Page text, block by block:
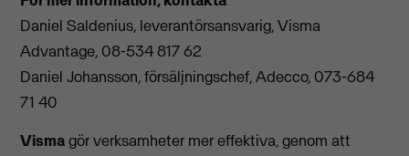
Daniel Saldenius, leverantörsansvarig, Visma
Advantage, 08-534 817 62
Daniel Johansson, försäljningschef, Adecco, 073-684
71 40
Vismagör verksamheter mer effektiva, genom att